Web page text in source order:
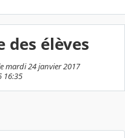
élèves
mardi 24 janvier 2017
16:35